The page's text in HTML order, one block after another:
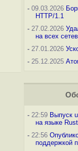
-09.03.2026
HTTP/1.1
-27.02.2026
на всех
-27.01.2026
-25.12.2025
-22:59 Выпуск
на языке Rust
-22:56
поддержкой